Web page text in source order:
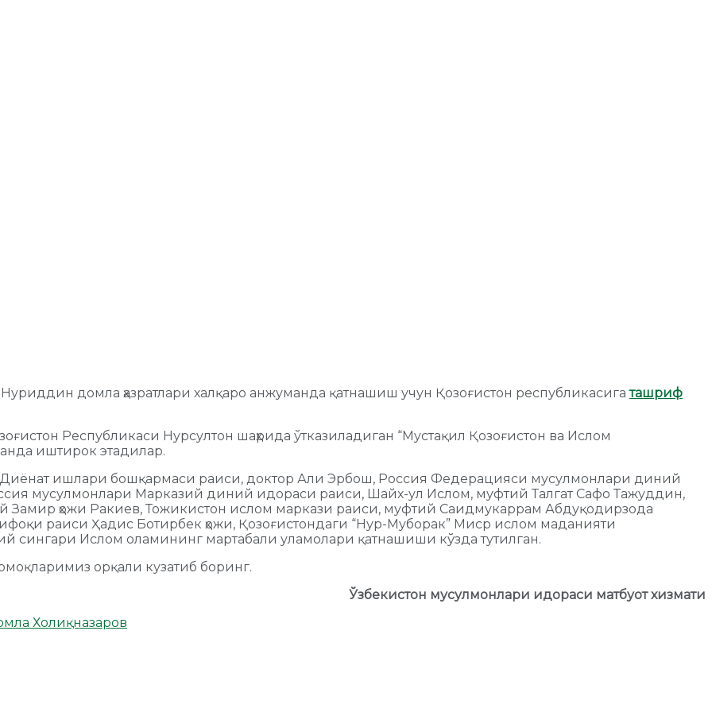
домла ҳазратлари халқаро анжуманда қатнашиш учун Қозоғистон республикасигаташриф
Республикаси Нурсултон шаҳрида ўтказиладиган “Мустақил Қозоғистон ва Ислом
иштирок этадилар.
ишлари бошқармаси раиси, доктор Али Эрбош, Россия Федерацияси мусулмонлари диний
мусулмонлари Марказий диний идораси раиси, Шайх-ул Ислом, муфтий Талгат Сафо Тажуддин,
ҳожи Ракиев, Тожикистон ислом маркази раиси, муфтий Саидмукаррам Абдуқодирзода
раиси Ҳадис Ботирбек ҳожи, Қозоғистондаги “Нур-Муборак” Миср ислом маданияти
сингари Ислом оламининг мартабали уламолари қатнашиши кўзда тутилган.
орқали кузатиб боринг.
Ўзбекистон мусулмонлари идораси матбуот хизмати
Холиқназаров